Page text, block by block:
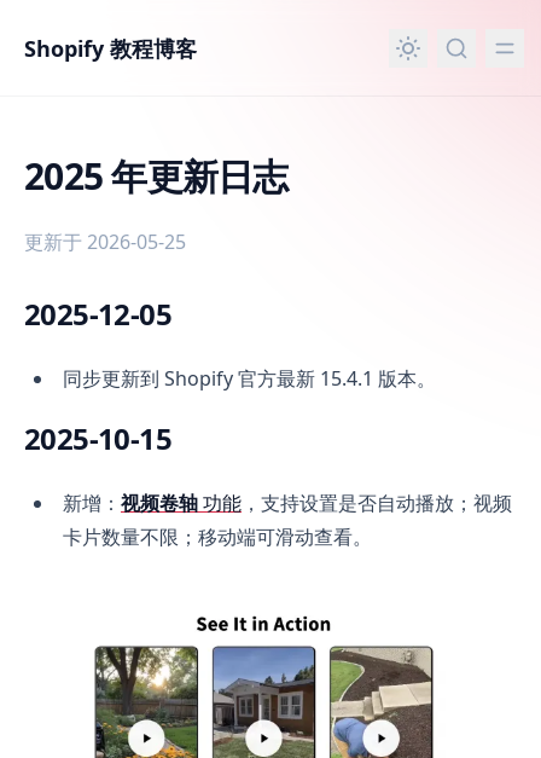
Shopify 教程博客
2025 年更新日志
更新于 2026-05-25
2025 年更新日志
2025-12-05
同步更新到 Shopify 官方最新 15.4.1 版本。
2025-10-15
新增： 视频卷轴功能 ，支持设置是否自动播放；视频
卡片数量不限；移动端可滑动查看。